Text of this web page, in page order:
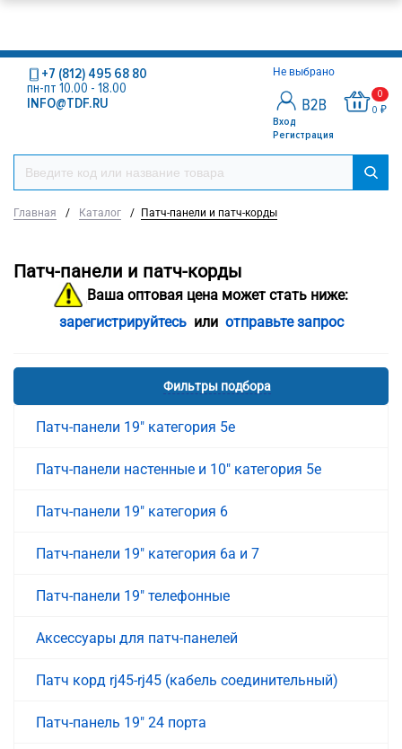
Не выбрано
Вход
Регистрация
0
0 ₽
+7 (812) 495 68 80
пн-пт 10.00 - 18.00
INFO@TDF.RU
Главная / Каталог / Патч-панели и патч-корды
Патч-панели и патч-корды
Ваша оптовая цена может стать ниже:
зарегистрируйтесьили отправьте запрос
Фильтры подбора
Патч-панели 19" категория 5е
Патч-панели настенные и 10" категория 5е
Патч-панели 19" категория 6
Патч-панели 19" категория 6a и 7
Патч-панели 19" телефонные
Аксессуары для патч-панелей
Патч корд rj45-rj45 (кабель соединительный)
Патч-панель 19" 24 порта